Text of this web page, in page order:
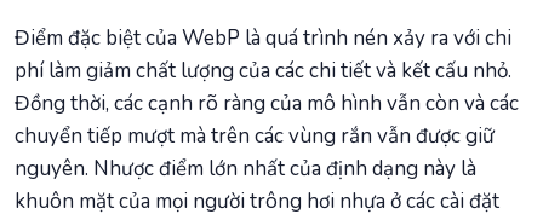
Điểm đặc biệt của WebP là quá trình nén xảy ra với chi
phí làm giảm chất lượng của các chi tiết và kết cấu nhỏ.
Đồng thời, các cạnh rõ ràng của mô hình vẫn còn và các
chuyển tiếp mượt mà trên các vùng rắn vẫn được giữ
nguyên. Nhược điểm lớn nhất của định dạng này là
khuôn mặt của mọi người trông hơi nhựa ở các cài đặt